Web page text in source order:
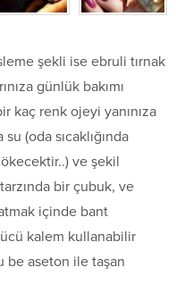
şekli ise ebruli tırnak
günlük bakımı
kaç renk ojeyi yanınıza
(oda sıcaklığında
ve şekil
bir çubuk, ve
içinde bant
kalem kullanabilir
be aseton ile taşan